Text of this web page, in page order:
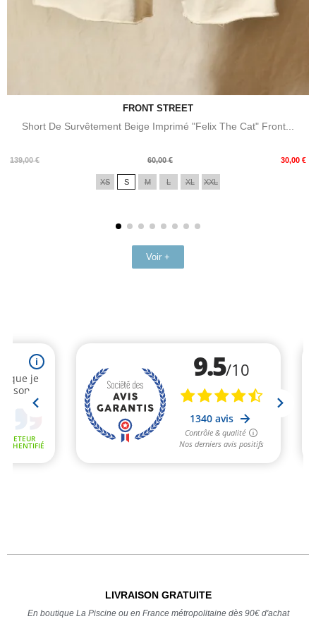
FRONT STREET
Short De Survêtement Beige Imprimé "Felix The Cat" Front...
139,00 €
Prix
60,00 € 30,00 €
Prix
XS S M L XL XXL
Voir +
LIVRAISON GRATUITE
En boutique La Piscine ou en France métropolitaine dès 90€ d'achat